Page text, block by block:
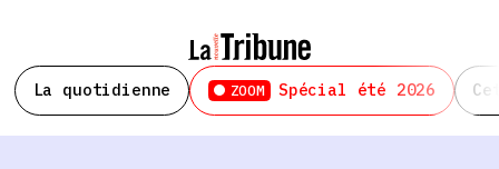
La quotidienne ZOOM Spécial été 2026